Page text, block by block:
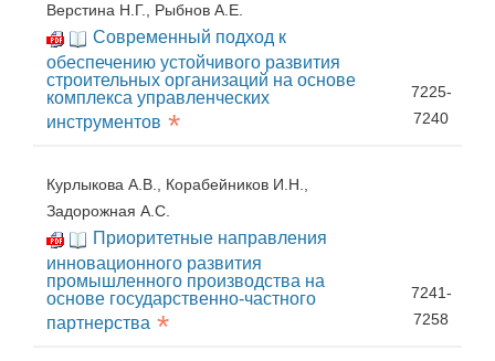
Верстина Н.Г., Рыбнов А.Е.
Современный подход к
обеспечению устойчивого развития
строительных организаций на основе
комплекса управленческих
инструментов *
7225-
7240
Курлыкова А.В., Корабейников И.Н.,
Задорожная А.С.
Приоритетные направления
инновационного развития
промышленного производства на
основе государственно-частного
партнерства *
7241-
7258